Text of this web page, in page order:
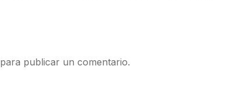
para publicar un comentario.